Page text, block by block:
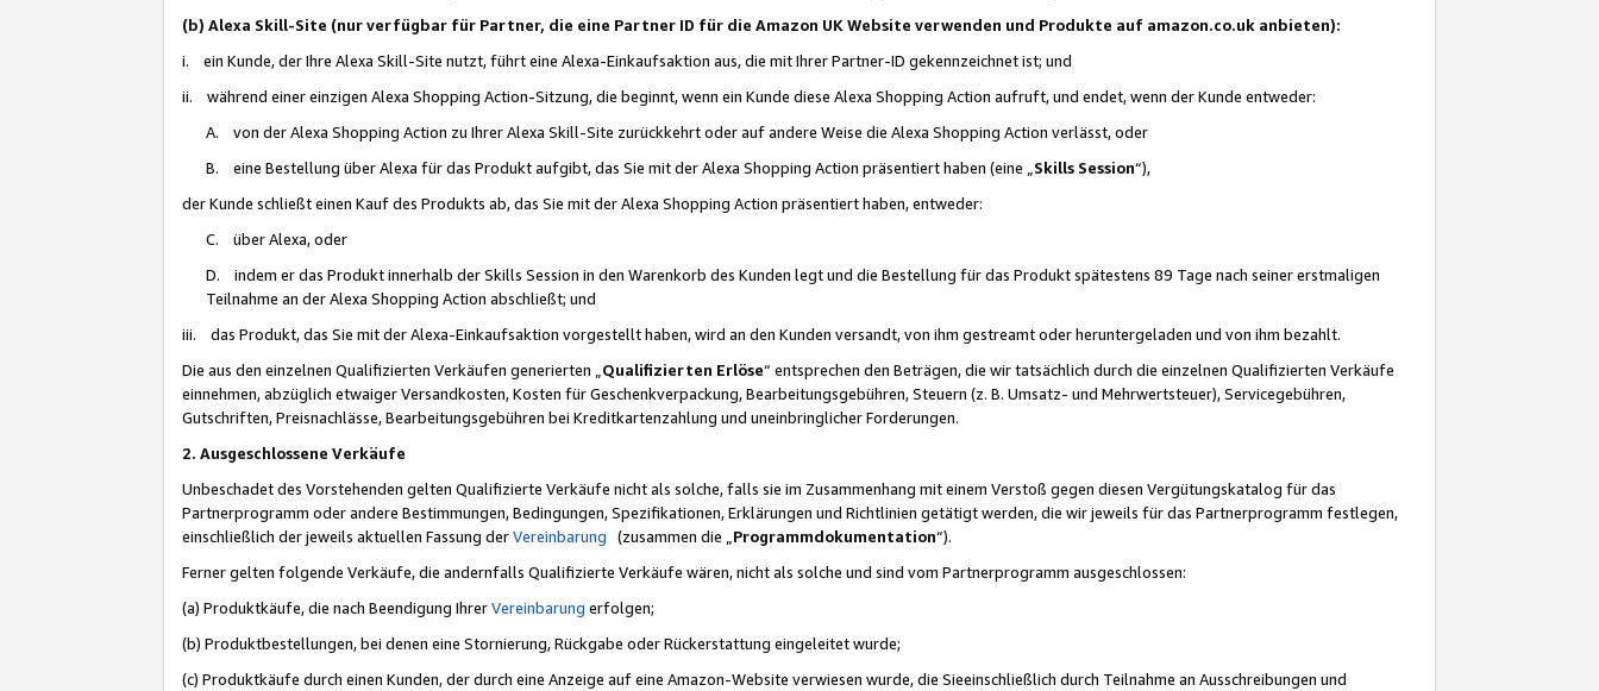
(b) Alexa Skill-Site (nur verfügbar für Partner, die eine Partner ID für die Amazon UK Website verwenden und Produkte auf amazon.co.uk anbieten):
i. ein Kunde, der Ihre Alexa Skill-Site nutzt, führt eine Alexa-Einkaufsaktion aus, die mit Ihrer Partner-ID gekennzeichnet ist; und
ii. während einer einzigen Alexa Shopping Action-Sitzung, die beginnt, wenn ein Kunde diese Alexa Shopping Action aufruft, und endet, wenn der Kunde entweder:
A. von der Alexa Shopping Action zu Ihrer Alexa Skill-Site zurückkehrt oder auf andere Weise die Alexa Shopping Action verlässt, oder
B. eine Bestellung über Alexa für das Produkt aufgibt, das Sie mit der Alexa Shopping Action präsentiert haben (eine „ Skills Session“),
der Kunde schließt einen Kauf des Produkts ab, das Sie mit der Alexa Shopping Action präsentiert haben, entweder:
C. über Alexa, oder
D. indem er das Produkt innerhalb der Skills Session in den Warenkorb des Kunden legt und die Bestellung für das Produkt spätestens 89 Tage nach seiner erstmaligen
Teilnahme an der Alexa Shopping Action abschließt; und
iii. das Produkt, das Sie mit der Alexa-Einkaufsaktion vorgestellt haben, wird an den Kunden versandt, von ihm gestreamt oder heruntergeladen und von ihm bezahlt.
Die aus den einzelnen Qualifizierten Verkäufen generierten „ Qualifizierten Erlöse“ entsprechen den Beträgen, die wir tatsächlich durch die einzelnen Qualifizierten Verkäufe
einnehmen, abzüglich etwaiger Versandkosten, Kosten für Geschenkverpackung, Bearbeitungsgebühren, Steuern (z. B. Umsatz- und Mehrwertsteuer), Servicegebühren,
Gutschriften, Preisnachlässe, Bearbeitungsgebühren bei Kreditkartenzahlung und uneinbringlicher Forderungen.
2. Ausgeschlossene Verkäufe
Unbeschadet des Vorstehenden gelten Qualifizierte Verkäufe nicht als solche, falls sie im Zusammenhang mit einem Verstoß gegen diesen Vergütungskatalog für das
Partnerprogramm oder andere Bestimmungen, Bedingungen, Spezifikationen, Erklärungen und Richtlinien getätigt werden, die wir jeweils für das Partnerprogramm festlegen,
einschließlich der jeweils aktuellen Fassung derVereinbarung (zusammen die „ Programmdokumentation“).
Ferner gelten folgende Verkäufe, die andernfalls Qualifizierte Verkäufe wären, nicht als solche und sind vom Partnerprogramm ausgeschlossen:
(a) Produktkäufe, die nach Beendigung IhrerVereinbarung erfolgen;
(b) Produktbestellungen, bei denen eine Stornierung, Rückgabe oder Rückerstattung eingeleitet wurde;
(c) Produktkäufe durch einen Kunden, der durch eine Anzeige auf eine Amazon-Website verwiesen wurde, die Sieeinschließlich durch Teilnahme an Ausschreibungen und